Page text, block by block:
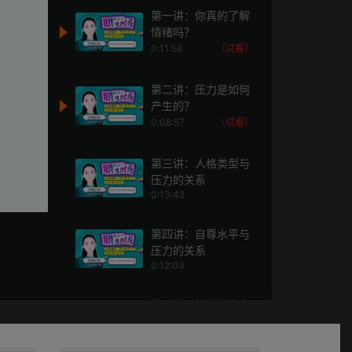
第一讲：你真的了解
情绪吗？
0:11:58 （试看）
第二讲：压力是如何
产生的？
0:08:57 （试看）
第三讲：人格类型与
压力的关系
0:13:42
第四讲：自尊水平与
压力的关系
0:12:03
第五讲：如何觉察自
己的情绪？